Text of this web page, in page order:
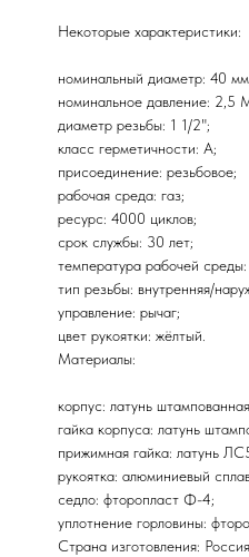
Некоторые характеристики:
номинальный диаметр: 40
номинальное давление: 2,5
диаметр резьбы: 1 1/2";
класс герметичности: А;
присоединение: резьбовое;
рабочая среда: газ;
ресурс: 4000 циклов;
срок службы: 30 лет;
температура рабочей
тип резьбы: внутренняя/
управление: рычаг;
цвет рукоятки: жёлтый.
Материалы:
корпус: латунь
гайка корпуса: латунь
прижимная гайка: латунь
рукоятка: алюминиевый
седло: фторопласт Ф-4;
уплотнение горловины:
Страна изготовления: Россия.